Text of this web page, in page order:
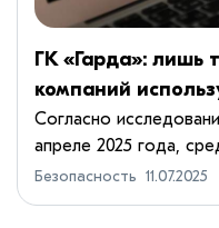
ГК «Гарда»: лишь
компаний
защиты данных
Согласно
апреле 2025 года,
Безопасность 11.07.2025